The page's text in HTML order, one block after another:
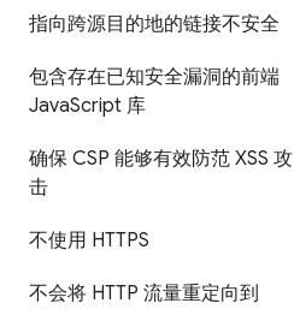
指向跨源目的地的链接不安全
包含存在已知安全漏洞的前端
JavaScript 库
确保 CSP 能够有效防范 XSS 攻
击
不使用 HTTPS
不会将 HTTP 流量重定向到